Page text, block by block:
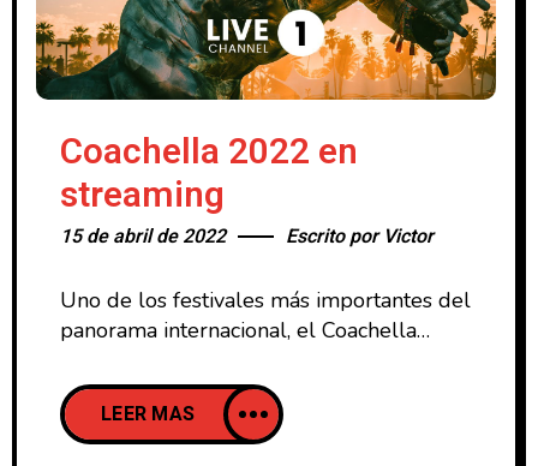
Coachella 2022 en
streaming
15 de abril de 2022 Escrito por Victor
Uno de los festivales más importantes del
panorama internacional, el Coachella
buena parte de su cartel en streaming
gracias a un acuerdo con Youtube. El
festival, que este año doblará su cartel
LEER MAS